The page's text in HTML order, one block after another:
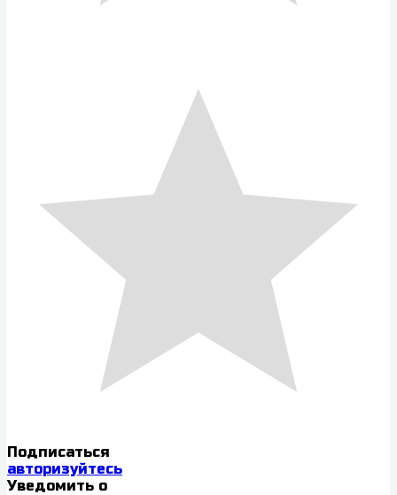
Подписаться
авторизуйтесь
Уведомить о